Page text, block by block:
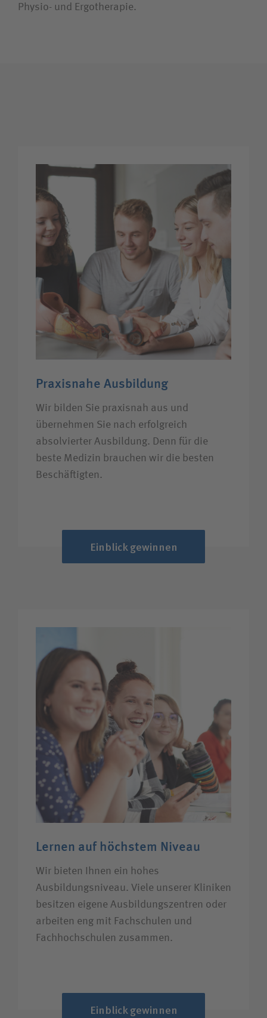
Zuweiserin / Zuweiser
Physio- und Ergotherapie.
Praxisnahe Ausbildung
Wir bilden Sie praxisnah aus und
übernehmen Sie nach erfolgreich
absolvierter Ausbildung. Denn für die
beste Medizin brauchen wir die besten
Beschäftigten.
Einblick gewinnen
Lernen auf höchstem Niveau
Wir bieten Ihnen ein hohes
Ausbildungsniveau. Viele unserer Kliniken
besitzen eigene Ausbildungszentren oder
arbeiten eng mit Fachschulen und
Fachhochschulen zusammen.
Einblick gewinnen